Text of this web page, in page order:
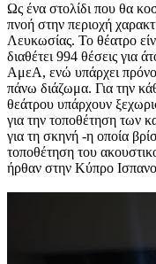
Ως ένα στολίδι που θα
πνοή στην περιοχή
Λευκωσίας. Το θέατρο
διαθέτει 994 θέσεις για
ΑμεΑ, ενώ υπάρχει
πάνω διάζωμα. Για την
θεάτρου υπάρχουν
για την τοποθέτηση των
για τη σκηνή -η οποία
τοποθέτηση του
ήρθαν στην Κύπρο